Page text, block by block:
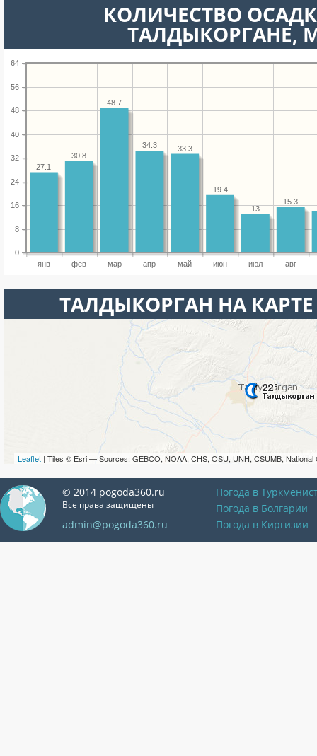
КОЛИЧЕСТВО
ТАЛДЫКОРГАНЕ,
янв фев мар апр май июн июл авг
0
8
16
24
32
40
48
56
64
15.3
13
19.4
33.3
34.3
48.7
30.8
27.1
ТАЛДЫКОРГАН НА
Leaflet | Tiles © Esri — Sources: GEBCO, NOAA, CHS, OSU, UNH, CSUMB, National
© 2014 pogoda360.ru
Все права защищены
admin@pogoda360.ru
Погода в
Погода в Болгарии
Погода в Киргизии